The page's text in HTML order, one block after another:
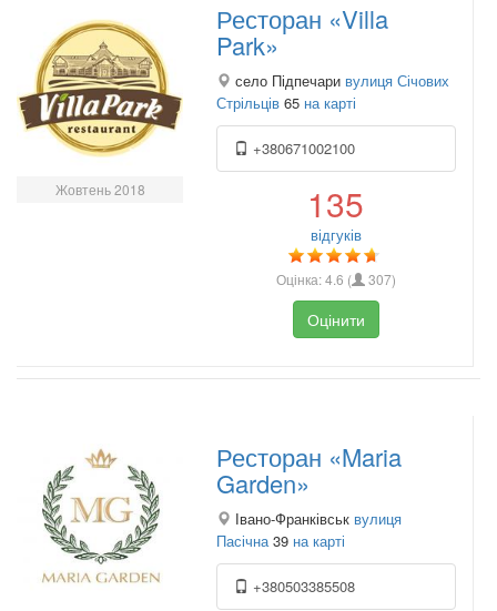
Жовтень 2018
Ресторан «Villa
Park»
село Підпечари вулиця Січових
Стрільців 65 на карті
+380671002100
135
відгуків
Оцінка:4.6 ( 307)
Оцінити
Ресторан «Maria
Garden»
Івано-Франківськ вулиця
Пасічна 39 на карті
+380503385508